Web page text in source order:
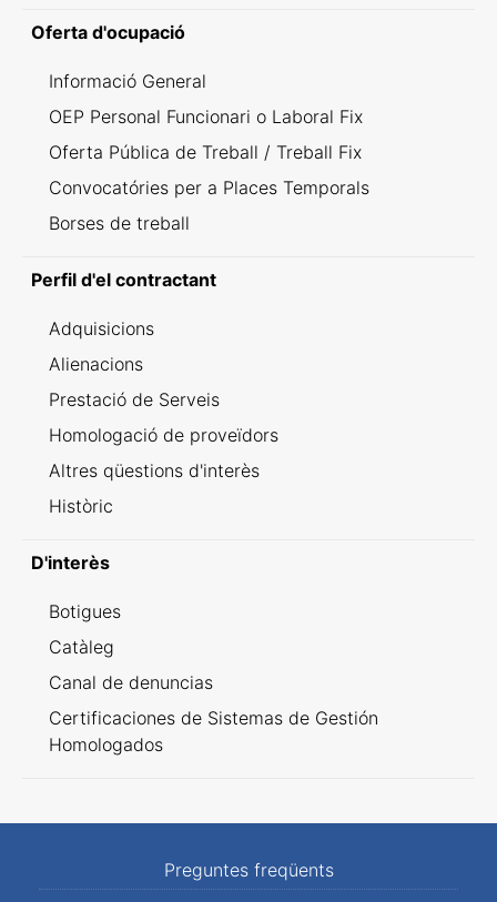
Oferta d'ocupació
Informació General
OEP Personal Funcionari o Laboral Fix
Oferta Pública de Treball / Treball Fix
Convocatóries per a Places Temporals
Borses de treball
Perfil d'el contractant
Adquisicions
Alienacions
Prestació de Serveis
Homologació de proveïdors
Altres qüestions d'interès
Històric
D'interès
Botigues
Catàleg
Canal de denuncias
Certificaciones de Sistemas de Gestión
Homologados
Preguntes freqüents